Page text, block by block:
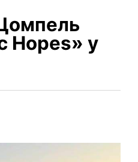
Hopes» у